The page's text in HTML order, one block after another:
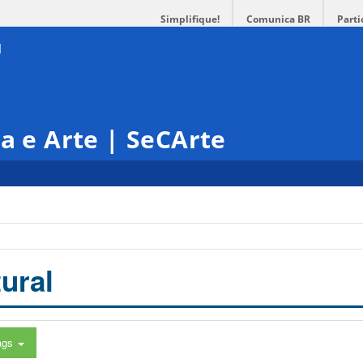
Simplifique! Comunica BR
e Arte | SeCArte